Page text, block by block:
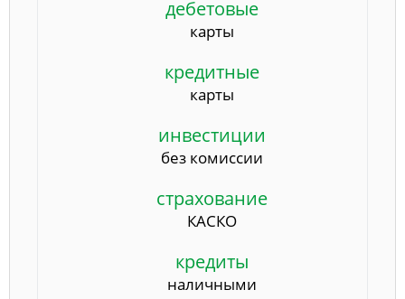
дебетовые
карты
кредитные
карты
инвестиции
без комиссии
страхование
КАСКО
кредиты
наличными